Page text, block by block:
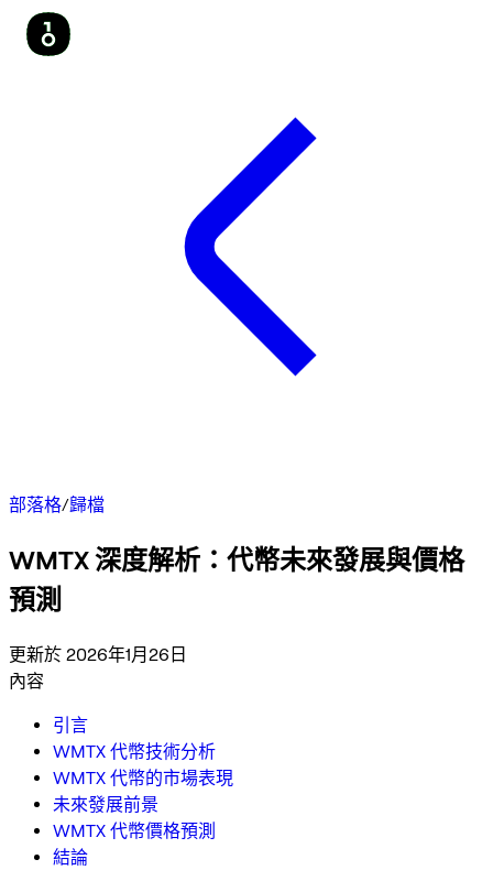
部落格/歸檔
WMTX 深度解析：代幣未來發展與價格
預測
更新於 2026年1月26日
內容
引言
WMTX 代幣技術分析
WMTX 代幣的市場表現
未來發展前景
WMTX 代幣價格預測
結論